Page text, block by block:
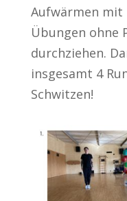
Aufwärmen mit
Übungen ohne
durchziehen.
insgesamt 4
Schwitzen!